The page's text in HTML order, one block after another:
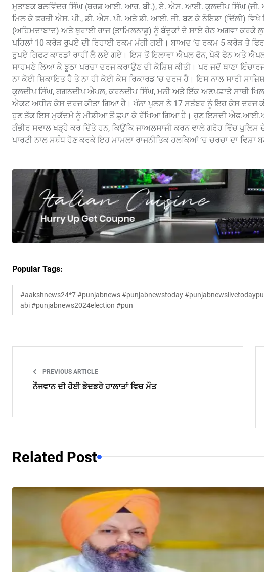
ਮੁਤਾਬਕ ਬਲਵਿੰਦਰ ਸਿੰਘ (ਥਰਡ ਆਈ. ਆਰ. ਬੀ.), ਏ. ਐਸ. ਆਈ. ਕੁਲਦੀਪ ਸਿੰਘ (ਜੀ.
ਮਿਲ ਕੇ ਫਰਜ਼ੀ ਐਸ. ਪੀ., ਡੀ. ਐਸ. ਪੀ. ਅਤੇ ਡੀ. ਆਈ. ਜੀ. ਬਣ ਕੇ ਨੋਇਡਾ (ਦਿੱਲੀ)
(ਅਹਿਮਦਾਬਾਦ) ਅਤੇ ਥੁਰਾਈ ਰਾਜ (ਤਾਮਿਲਨਾਡੂ) ਨੂੰ ਬੰਦੂਕਾਂ ਦੇ ਸਾਏ ਹੇਠ ਅਗਵਾ
ਪਹਿਲਾਂ 10 ਕਰੋੜ ਰੁਪਏ ਦੀ ਰਿਹਾਈ ਰਕਮ ਮੰਗੀ ਗਈ। ਬਾਅਦ ’ਚ ਰਕਮ 5 ਕਰੋੜ ਤੇ
ਰੁਪਏ ਗਿਫਟ ਕਾਰਡਾਂ ਰਾਹੀਂ ਲੈ ਲਏ ਗਏ। ਇਸ ਤੋਂ ਇਲਾਵਾ ਐਪਲ ਫੋਨ, ਪੋਕੋ ਫੋਨ ਅਤੇ
ਸਾਹਮਣੇ ਲਿਆ ਕੇ ਝੂਠਾ ਪਰਚਾ ਦਰਜ ਕਰਾਉਣ ਦੀ ਕੋਸ਼ਿਸ਼ ਕੀਤੀ। ਪਰ ਜਦੋਂ ਥਾਣਾ
ਨਾ ਕੋਈ ਸ਼ਿਕਾਇਤ ਹੈ ਤੇ ਨਾ ਹੀ ਕੋਈ ਕੇਸ ਰਿਕਾਰਡ ’ਚ ਦਰਜ ਹੈ। ਇਸ ਨਾਲ ਸਾਰੀ
ਕੁਲਦੀਪ ਸਿੰਘ, ਗਗਨਦੀਪ ਐਪਲ, ਕਰਨਦੀਪ ਸਿੰਘ, ਮਨੀ ਅਤੇ ਇੱਕ ਅਣਪਛਾਤੇ ਸਾਥੀ
ਐਕਟ ਅਧੀਨ ਕੇਸ ਦਰਜ ਕੀਤਾ ਗਿਆ ਹੈ। ਖੰਨਾ ਪੁਲਸ ਨੇ 17 ਸਤੰਬਰ ਨੂੰ ਇਹ ਕੇਸ ਦਰਜ
ਹੁਣ ਤੱਕ ਇਸ ਮੁਕੱਦਮੇ ਨੂੰ ਮੀਡੀਆ ਤੋਂ ਛੁਪਾ ਕੇ ਰੱਖਿਆ ਗਿਆ ਹੈ। ਹੁਣ ਇਸਦੀ
ਗੰਭੀਰ ਸਵਾਲ ਖੜ੍ਹੇ ਕਰ ਦਿੱਤੇ ਹਨ, ਕਿਉਂਕਿ ਜਾਅਲਸਾਜੀ ਕਰਨ ਵਾਲੇ ਗਰੋਹ ਵਿੱਚ
ਪਾਰਟੀ ਨਾਲ ਸਬੰਧ ਹੋਣ ਕਰਕੇ ਇਹ ਮਾਮਲਾ ਰਾਜਨੀਤਿਕ ਹਲਕਿਆਂ ’ਚ ਚਰਚਾ ਦਾ ਵਿਸ਼ਾ
Popular Tags:
#aakshnews24*7 #punjabnews #punjabnewstoday
abi #punjabnews2024election #pun
PREVIOUS ARTICLE
ਨੌਜਵਾਨ ਦੀ ਹੋਈ ਭੇਦਭਰੇ ਹਾਲਾਤਾਂ ਵਿਚ ਮੌਤ
Related Post